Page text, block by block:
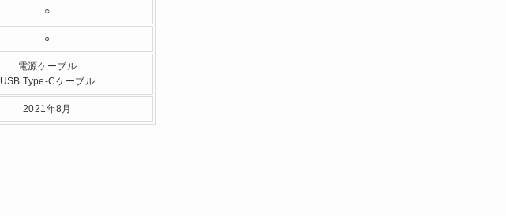
○
○
電源ケーブル
USB Type-Cケーブル
2021年8月